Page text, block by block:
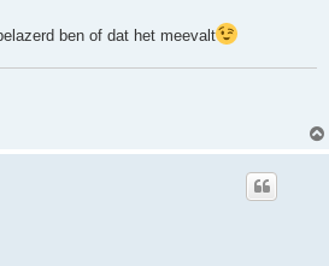
ben of dat het meevalt